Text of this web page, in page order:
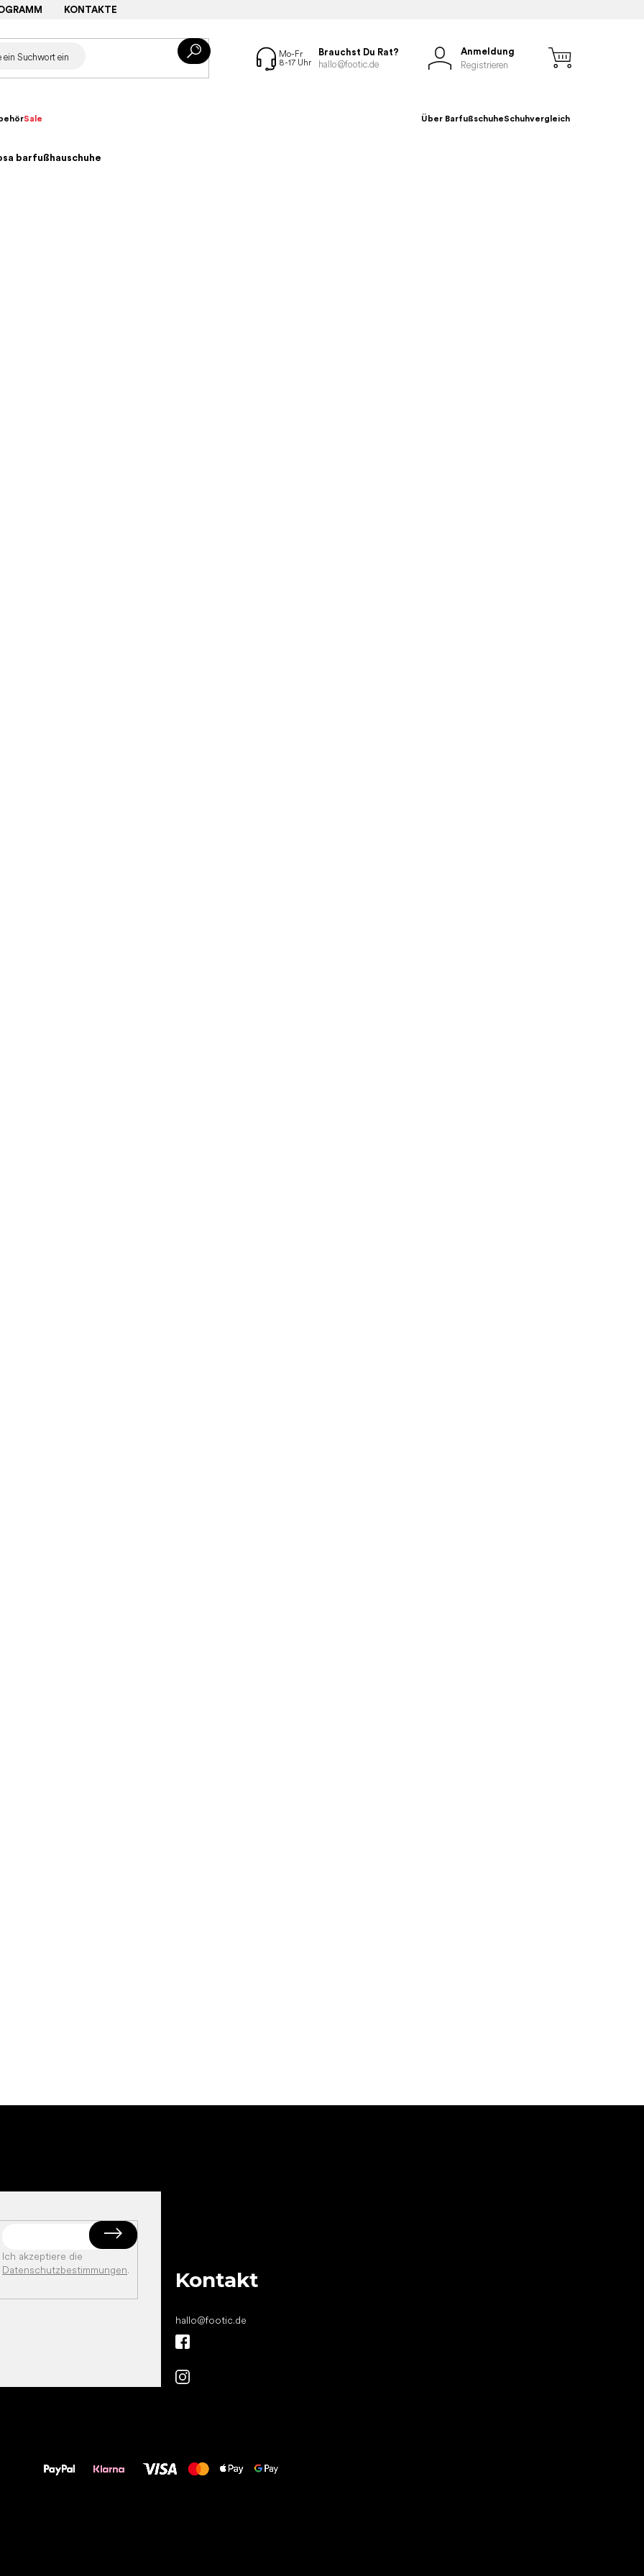
KONTAKTE
Brauchst Du Rat?
hallo@footic.de
Anmeldung
Registrieren
Sale Über BarfußschuheSchuhvergleich
barfußhauschuhe
Ich akzeptiere die
Datenschutzbestimmungen. Kontakt
hallo@footic.de